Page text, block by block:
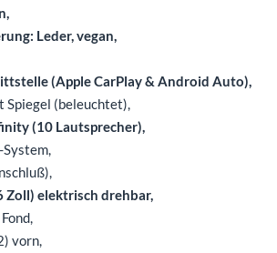
Leder, vegan,
(Apple CarPlay & Android Auto),
Spiegel (beleuchtet),
(10 Lautsprecher),
Zoll) elektrisch drehbar,
vorn,